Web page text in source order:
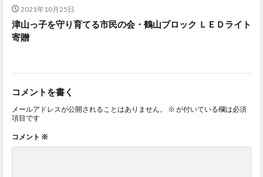
2021年10月25日
津山っ子を守り育てる市民の会・鶴山ブロック ＬＥＤライト
寄贈
コメントを書く
メールアドレスが公開されることはありません。 ※ が付いている欄は必須
項目です
コメント ※